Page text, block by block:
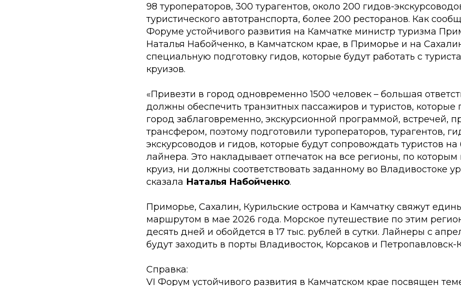
98 туроператоров, 300 турагентов, около 200 гидов-
туристического автотранспорта, более 200 ресторанов. Как
Форуме устойчивого развития на Камчатке министр туризма
Наталья Набойченко, в Камчатском крае, в Приморье и на
специальную подготовку гидов, которые будут работать с
круизов.
«Привезти в город одновременно 1500 человек – большая
должны обеспечить транзитных пассажиров и туристов, которые
город заблаговременно, экскурсионной программой, встречей,
трансфером, поэтому подготовили туроператоров, турагентов,
экскурсоводов и гидов, которые будут сопровождать туристов на
лайнера. Это накладывает отпечаток на все регионы, по которым
круиз, ни должны соответствовать заданному во Владивостоке
сказала Наталья Набойченко.
Приморье, Сахалин, Курильские острова и Камчатку свяжут
маршрутом в мае 2026 года. Морское путешествие по этим
десять дней и обойдется в 17 тыс. рублей в сутки. Лайнеры с
будут заходить в порты Владивосток, Корсаков и Петропавловск-
Справка:
VI Форум устойчивого развития в Камчатском крае посвящен